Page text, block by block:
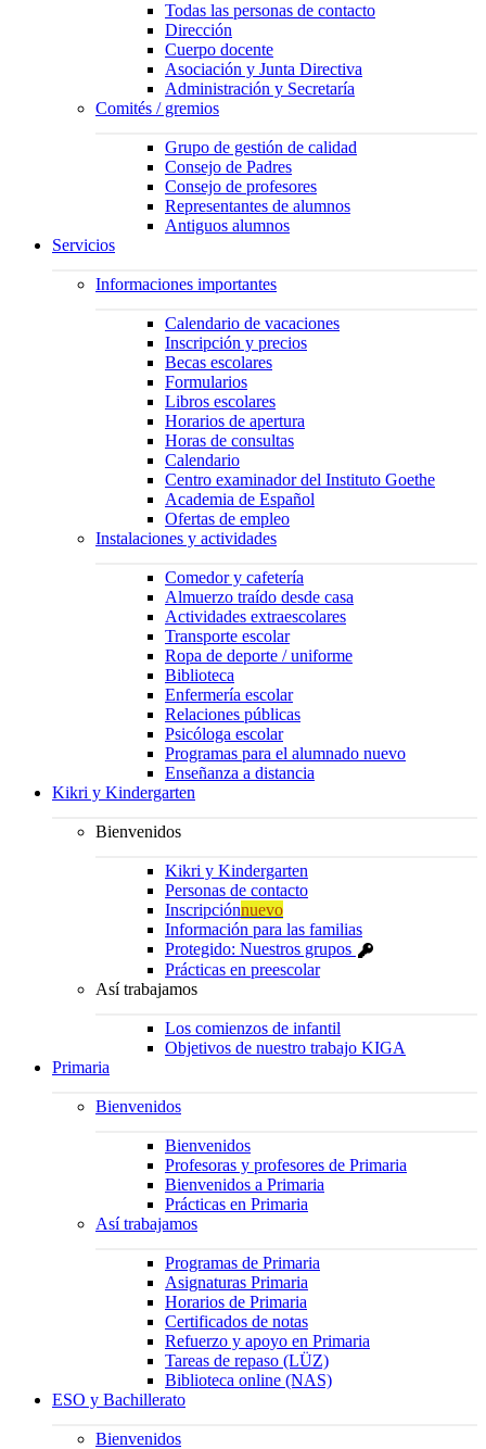
Todas las personas de contacto
Dirección
Cuerpo docente
Asociación y Junta Directiva
Administración y Secretaría
Comités / gremios
Grupo de gestión de calidad
Consejo de Padres
Consejo de profesores
Representantes de alumnos
Antiguos alumnos
Servicios
Informaciones importantes
Calendario de vacaciones
Inscripción y precios
Becas escolares
Formularios
Libros escolares
Horarios de apertura
Horas de consultas
Calendario
Centro examinador del Instituto Goethe
Academia de Español
Ofertas de empleo
Instalaciones y actividades
Comedor y cafetería
Almuerzo traído desde casa
Actividades extraescolares
Transporte escolar
Ropa de deporte / uniforme
Biblioteca
Enfermería escolar
Relaciones públicas
Psicóloga escolar
Programas para el alumnado nuevo
Enseñanza a distancia
Kikri y Kindergarten
Bienvenidos
Kikri y Kindergarten
Personas de contacto
Inscripciónnuevo
Información para las familias
Protegido: Nuestros grupos
Prácticas en preescolar
Así trabajamos
Los comienzos de infantil
Objetivos de nuestro trabajo KIGA
Primaria
Bienvenidos
Bienvenidos
Profesoras y profesores de Primaria
Bienvenidos a Primaria
Prácticas en Primaria
Así trabajamos
Programas de Primaria
Asignaturas Primaria
Horarios de Primaria
Certificados de notas
Refuerzo y apoyo en Primaria
Tareas de repaso (LÜZ)
Biblioteca online (NAS)
ESO y Bachillerato
Bienvenidos